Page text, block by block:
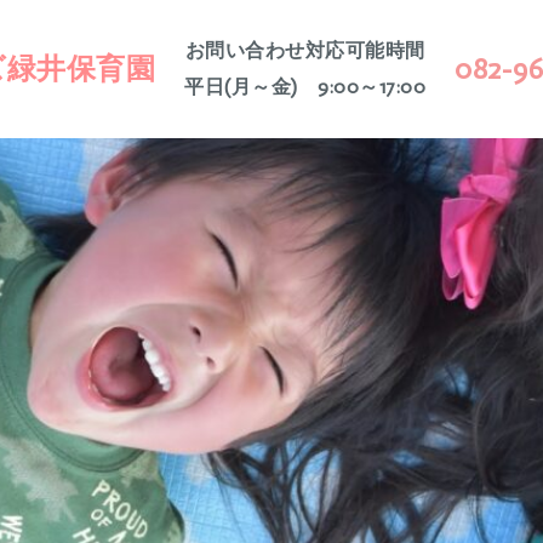
井保育園
お問い合わせ対応可能時間
平日(月～金) 9:00～17:00
082-